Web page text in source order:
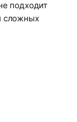
подходит
сложных